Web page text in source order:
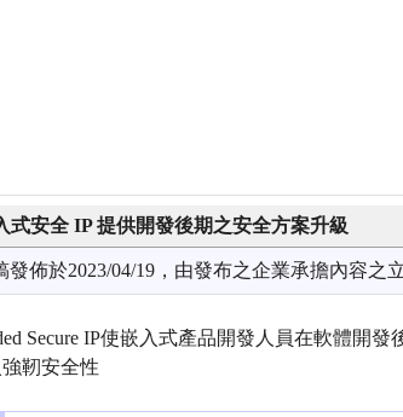
式安全 IP 提供開發後期之安全方案升級
發佈於2023/04/19，由發布之企業承擔內容之
Secure IP使嵌入式產品開發人員在軟體開發
靭安全性